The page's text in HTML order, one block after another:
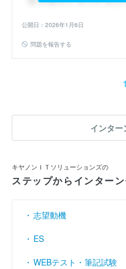
公開日：2026年1月6日
問題を報告する
1
インター
キヤノンＩＴソリューションズの
ステップからインター
志望動機
ES
WEBテスト・筆記試験